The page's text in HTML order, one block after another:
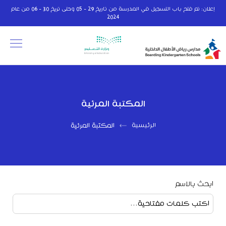
إعلان: تم فتح باب التسجيل في المدرسة من تاريخ 29 - 05 وحتى تريخ 30 - 06 من عام
2024
المكتبة المرئية
الرئيسية المكتبة المرئية
ابحث بالاسم